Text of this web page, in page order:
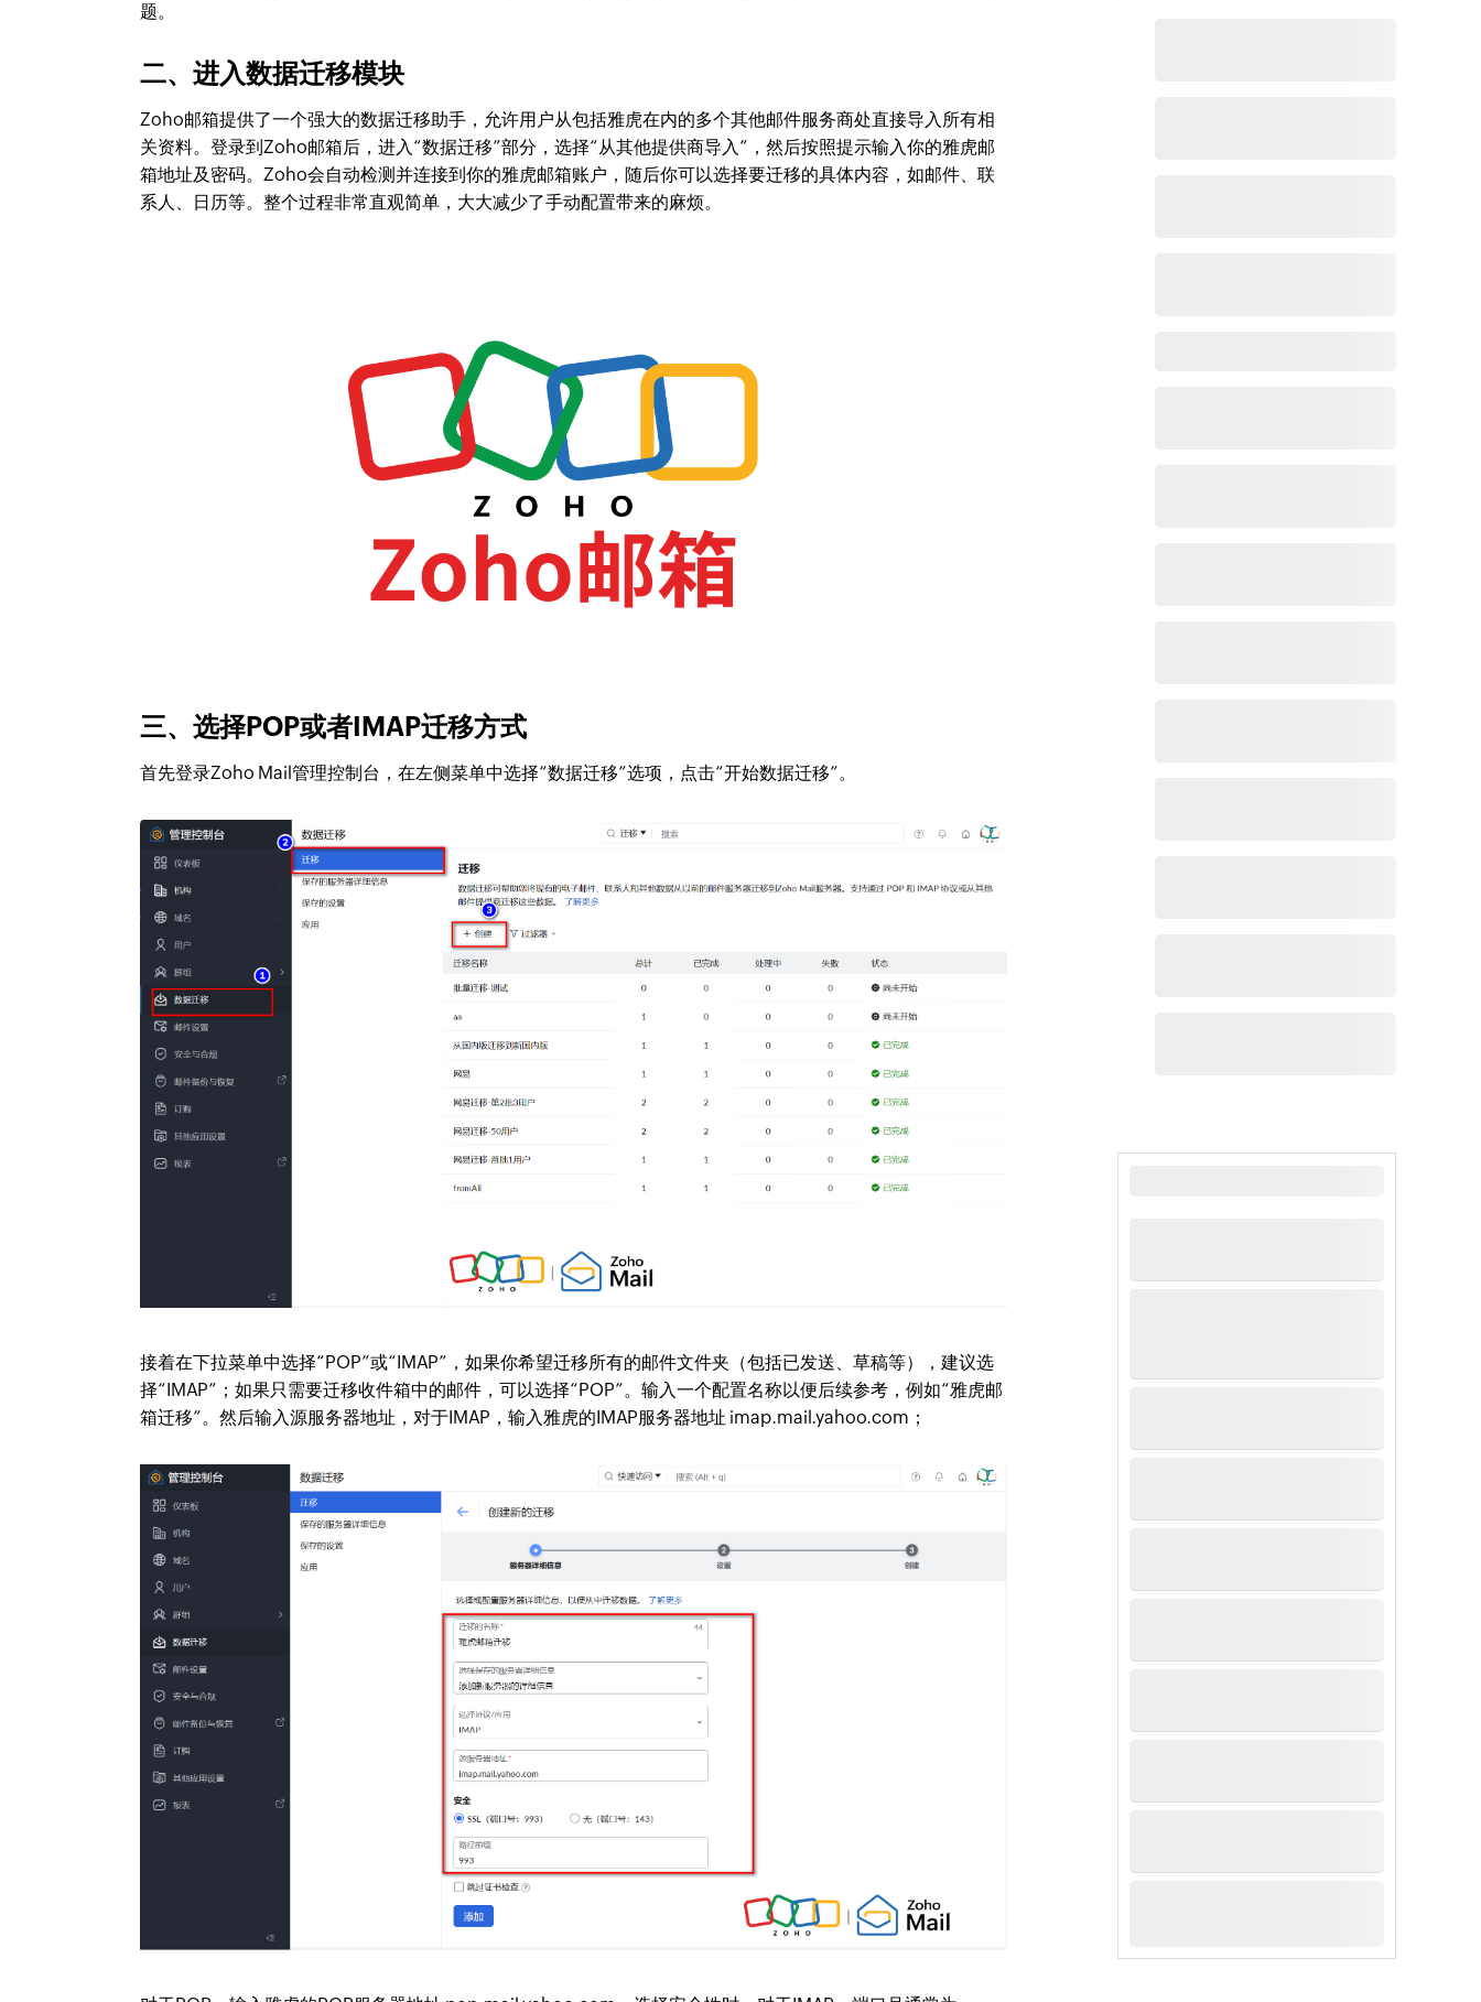
题。
二、进入数据迁移模块
Zoho邮箱提供了一个强大的数据迁移助手，允许用户从包括雅虎在内的多个其他邮件服务商处直接导入所有相
关资料。登录到Zoho邮箱后，进入“数据迁移”部分，选择“从其他提供商导入”，然后按照提示输入你的雅虎邮
箱地址及密码。Zoho会自动检测并连接到你的雅虎邮箱账户，随后你可以选择要迁移的具体内容，如邮件、联
系人、日历等。整个过程非常直观简单，大大减少了手动配置带来的麻烦。
三、选择POP或者IMAP迁移方式
首先登录Zoho Mail管理控制台，在左侧菜单中选择“数据迁移”选项，点击“开始数据迁移”。
接着在下拉菜单中选择“POP”或“IMAP”，如果你希望迁移所有的邮件文件夹（包括已发送、草稿等），建议选
择“IMAP”；如果只需要迁移收件箱中的邮件，可以选择“POP”。输入一个配置名称以便后续参考，例如“雅虎邮
箱迁移”。然后输入源服务器地址，对于IMAP，输入雅虎的IMAP服务器地址 imap.mail.yahoo.com；